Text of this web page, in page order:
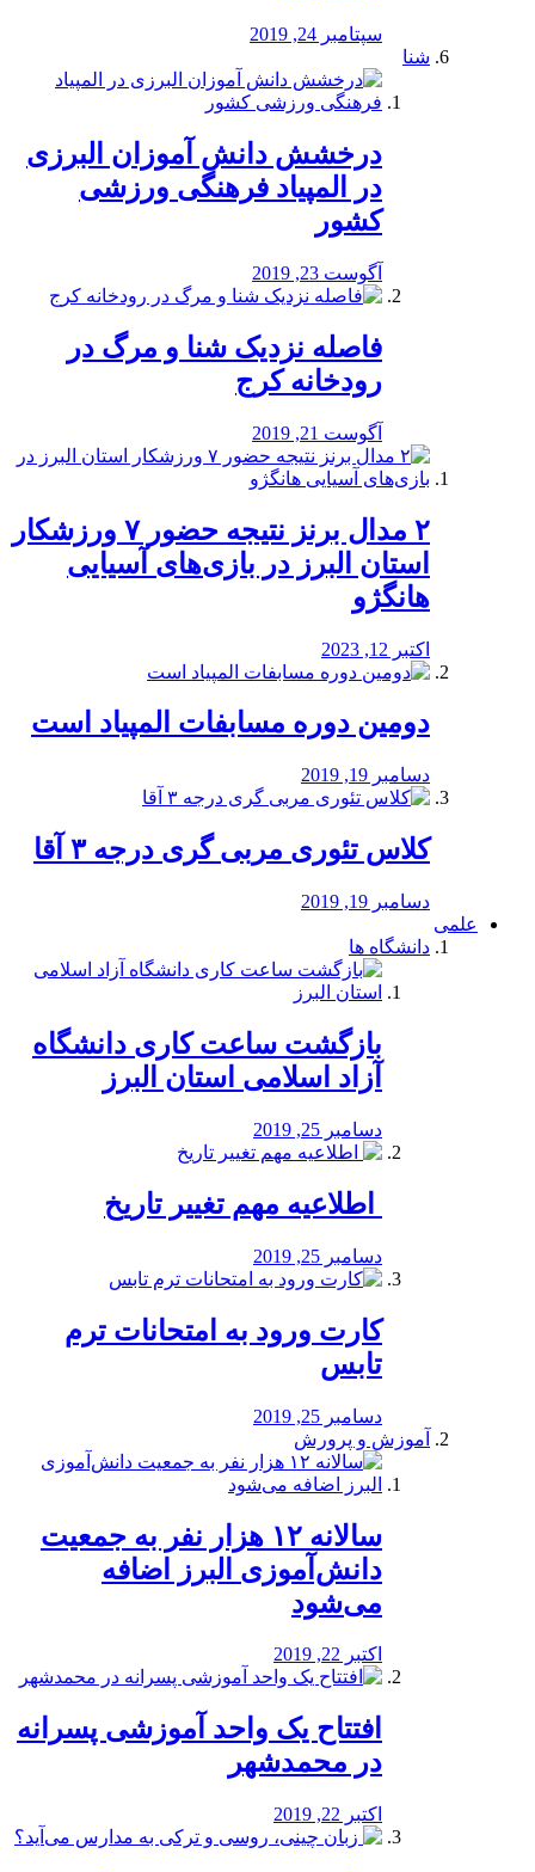
سپتامبر 24, 2019
شنا
درخشش دانش آموزان البرزی
در المپیاد فرهنگی ورزشی
کشور
آگوست 23, 2019
️فاصله نزدیک شنا و مرگ در
رودخانه کرج
آگوست 21, 2019
۲ مدال برنز نتیجه حضور ۷ ورزشکار
استان البرز در بازی‌های آسیایی
هانگژو
اکتبر 12, 2023
دومین دوره مسابفات المپیاد است
دسامبر 19, 2019
کلاس تئوری مربی گری درجه ۳ آقا
دسامبر 19, 2019
علمی
دانشگاه ها
بازگشت ساعت کاری دانشگاه
آزاد اسلامی استان البرز
دسامبر 25, 2019
️ اطلاعیه مهم تغییر تاریخ
دسامبر 25, 2019
کارت ورود به امتحانات ترم
تابس
دسامبر 25, 2019
آموزش و پرورش
️سالانه ۱۲ هزار نفر به جمعیت
دانش‌آموزی البرز اضافه
می‌شود
اکتبر 22, 2019
افتتاح یک واحد آموزشی پسرانه
در محمدشهر
اکتبر 22, 2019